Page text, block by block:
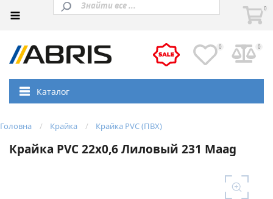
0
0 0
Каталог
Головна Крайка Крайка PVC (ПВХ)
Крайка PVC 22х0,6 Лиловый 231 Maag